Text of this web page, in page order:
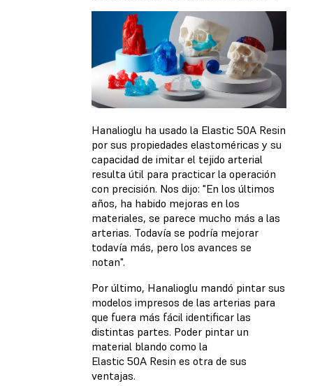
Hanalioglu ha usado la Elastic 50A Resin
por sus propiedades elastoméricas y su
capacidad de imitar el tejido arterial
resulta útil para practicar la operación
con precisión. Nos dijo: "En los últimos
años, ha habido mejoras en los
materiales, se parece mucho más a las
arterias. Todavía se podría mejorar
todavía más, pero los avances se
notan".
Por último, Hanalioglu mandó pintar sus
modelos impresos de las arterias para
que fuera más fácil identificar las
distintas partes. Poder pintar un
material blando como la
Elastic 50A Resin es otra de sus
ventajas.